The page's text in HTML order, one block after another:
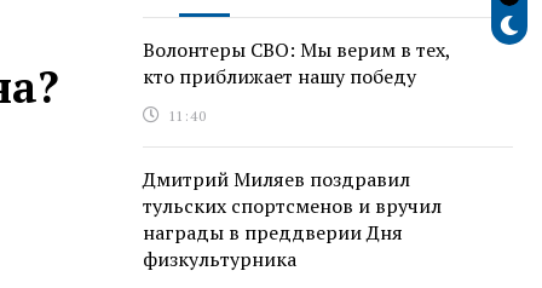
Волонтеры СВО: Мы верим в тех,
кто приближает нашу победу
11:40
Дмитрий Миляев поздравил
тульских спортсменов и вручил
награды в преддверии Дня
физкультурника